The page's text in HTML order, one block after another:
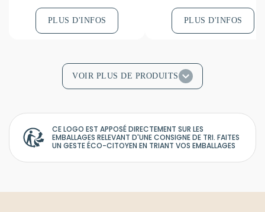
PLUS D'INFOS PLUS D'INFOS
VOIR PLUS DE PRODUITS
CE LOGO EST APPOSÉ DIRECTEMENT SUR LES
EMBALLAGES RELEVANT D'UNE CONSIGNE DE TRI. FAITES
UN GESTE ÉCO-CITOYEN EN TRIANT VOS EMBALLAGES